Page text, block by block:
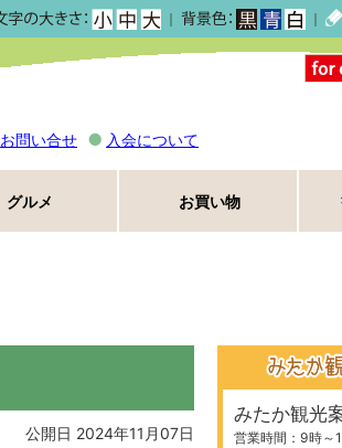
｜ ｜
お問い合せ 入会について
グルメ お買い物
公開日 2024年11月07日
みたか観光
営業時間：9時～